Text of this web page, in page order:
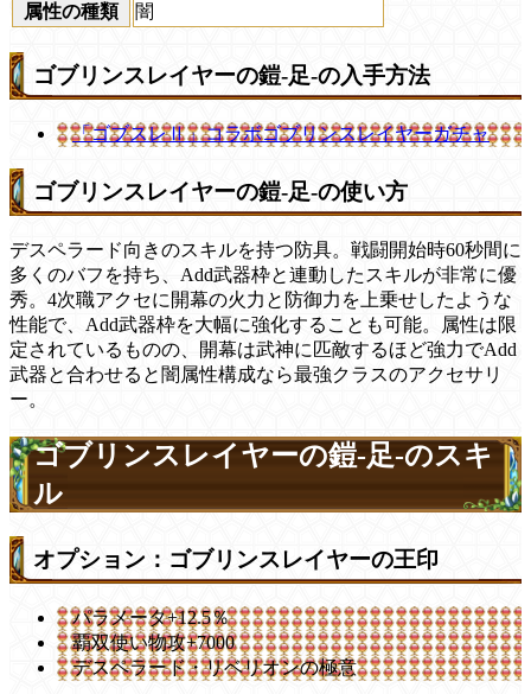
属性の種類
闇
ゴブリンスレイヤーの鎧-足-の入手方法
「ゴブスレⅡ」コラボゴブリンスレイヤーガチャ
ゴブリンスレイヤーの鎧-足-の使い方
デスペラード向きのスキルを持つ防具。戦闘開始時60秒間に
多くのバフを持ち、Add武器枠と連動したスキルが非常に優
秀。4次職アクセに開幕の火力と防御力を上乗せしたような
性能で、Add武器枠を大幅に強化することも可能。属性は限
定されているものの、開幕は武神に匹敵するほど強力でAdd
武器と合わせると闇属性構成なら最強クラスのアクセサリ
ー。
ゴブリンスレイヤーの鎧-足-のスキ
ル
オプション：ゴブリンスレイヤーの王印
パラメータ+12.5％
覇双使い物攻+7000
デスペラード・リベリオンの極意